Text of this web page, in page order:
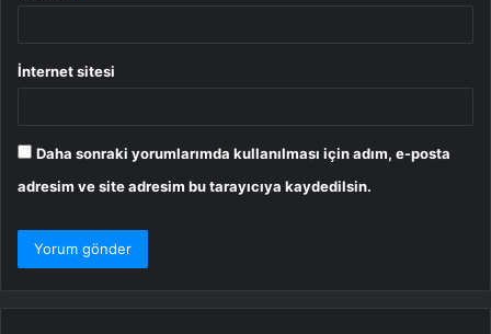
İnternet sitesi
Daha sonraki yorumlarımda kullanılması için adım, e-posta
adresim ve site adresim bu tarayıcıya kaydedilsin.